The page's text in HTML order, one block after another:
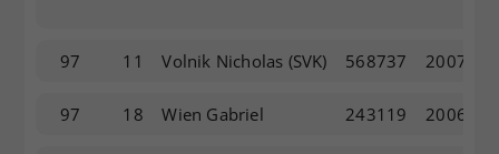
97 11 Volnik Nicholas (SVK) 568737 2007
97 18 Wien Gabriel 243119 2006